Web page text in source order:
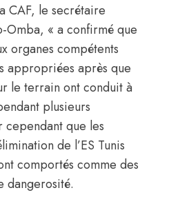
CAF, le secrétaire
Omba, « a confirmé que
organes compétents
appropriées après que
le terrain ont conduit à
plusieurs
cependant que les
de l’ES Tunis
comportés comme des
dangerosité.